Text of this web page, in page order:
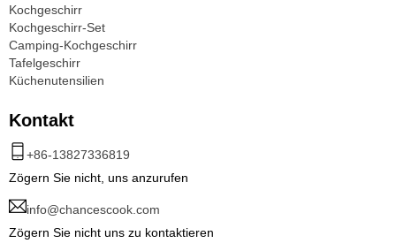
Kochgeschirr
Kochgeschirr-Set
Camping-Kochgeschirr
Tafelgeschirr
Küchenutensilien
Kontakt
+86-13827336819
Zögern Sie nicht, uns anzurufen
info@chancescook.com
Zögern Sie nicht uns zu kontaktieren